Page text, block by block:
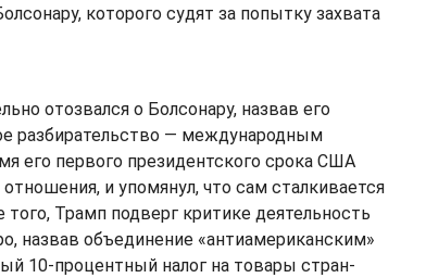
которого судят за попытку захвата
отозвался о Болсонару, назвав его
разбирательство — международным
его первого президентского срока США
и упомянул, что сам сталкивается
Трамп подверг критике деятельность
объединение «антиамериканским»
10-процентный налог на товары стран-